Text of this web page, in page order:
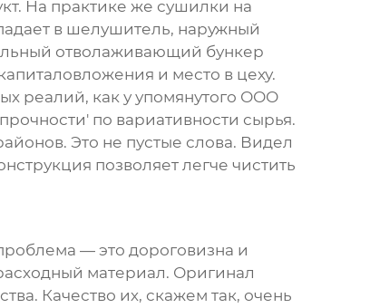
На практике же сушилки на
в шелушитель, наружный
отволаживающий бункер
и место в цеху.
реалий, как у упомянутого ООО
по вариативности сырья.
Это не пустые слова. Видел
позволяет легче чистить
— это дороговизна и
материал. Оригинал
Качество их, скажем так, очень